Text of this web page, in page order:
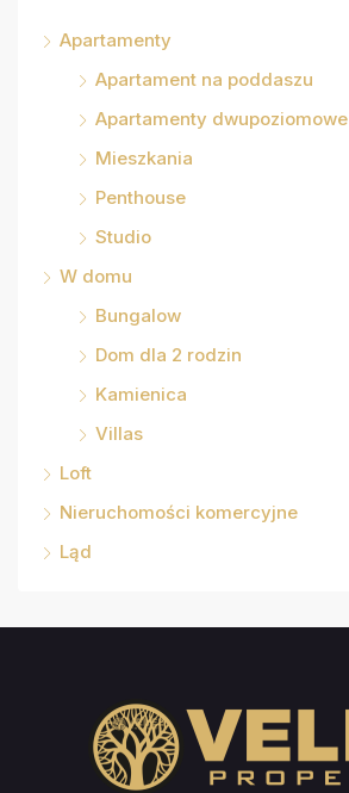
Apartamenty
Apartament na poddaszu
Apartamenty dwupoziomowe
Mieszkania
Penthouse
Studio
W domu
Bungalow
Dom dla 2 rodzin
Kamienica
Villas
Loft
Nieruchomości komercyjne
Ląd